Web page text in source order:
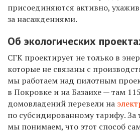
присоединяются активно,
за насаждениями.
Об экологических
СГК проектирует не только в
которые не связаны с
мы работаем над пилотным
в Покровке и на Базаихе — там
домовладений перевели на
по субсидированному тарифу. За
мы понимаем, что этот способ